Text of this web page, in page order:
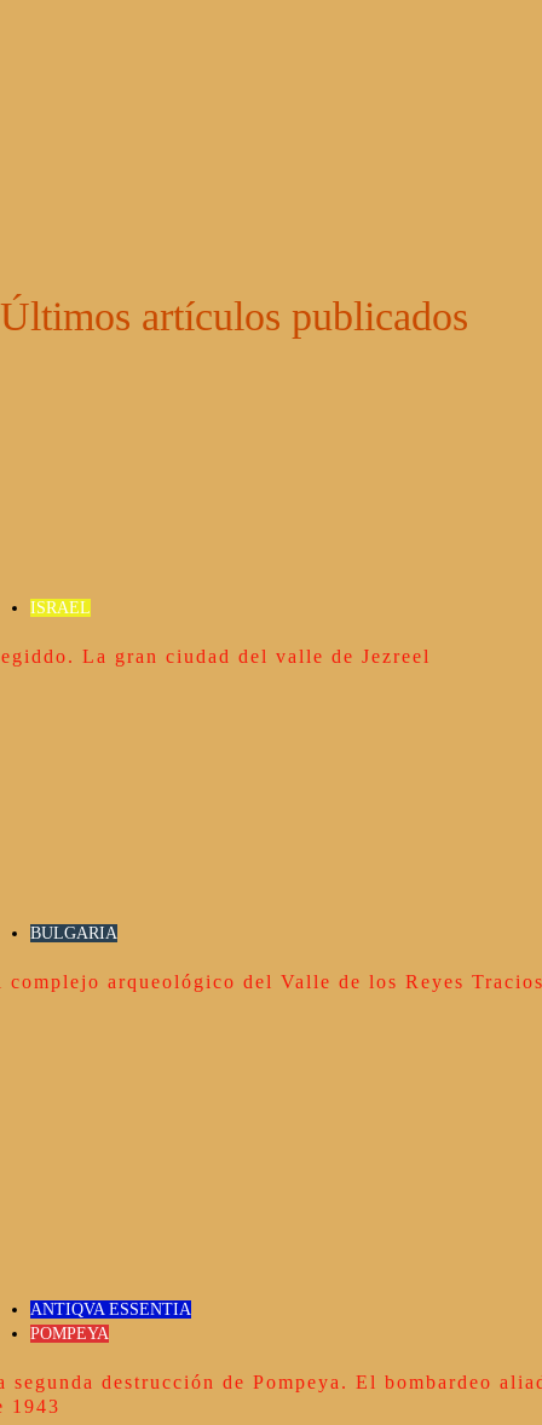
Últimos artículos publicados
ISRAEL
La gran ciudad del valle de Jezreel
BULGARIA
complejo arqueológico del Valle de los Reyes
ANTIQVA ESSENTIA
POMPEYA
segunda destrucción de Pompeya. El bombardeo
1943